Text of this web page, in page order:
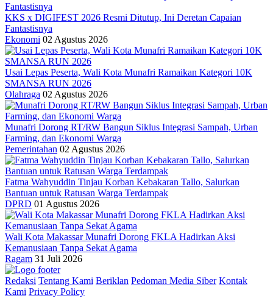
KKS x DIGIFEST 2026 Resmi Ditutup, Ini Deretan Capaian
Fantastisnya
Ekonomi 02 Agustus 2026
Usai Lepas Peserta, Wali Kota Munafri Ramaikan Kategori 10K
SMANSA RUN 2026
Olahraga 02 Agustus 2026
Munafri Dorong RT/RW Bangun Siklus Integrasi Sampah, Urban
Farming, dan Ekonomi Warga
Pemerintahan 02 Agustus 2026
Fatma Wahyuddin Tinjau Korban Kebakaran Tallo, Salurkan
Bantuan untuk Ratusan Warga Terdampak
DPRD 01 Agustus 2026
Wali Kota Makassar Munafri Dorong FKLA Hadirkan Aksi
Kemanusiaan Tanpa Sekat Agama
Ragam 31 Juli 2026
Redaksi Tentang Kami Beriklan Pedoman Media Siber Kontak
Kami Privacy Policy